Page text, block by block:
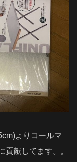
よりコールマ
貢献してます。。